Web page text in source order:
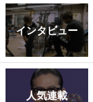
インタビュー
人気連載